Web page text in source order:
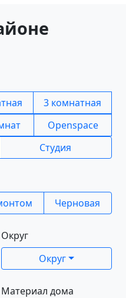
3 комнатная
Openspace
Студия
Черновая
Округ
Округ
Материал дома